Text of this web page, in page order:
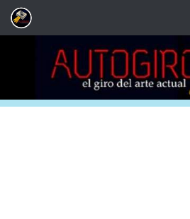
Saltar al contenido